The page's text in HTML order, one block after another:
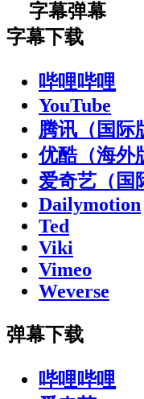
字幕弹幕
字幕下载
哔哩哔哩
YouTube
腾讯（国际
优酷（海外
爱奇艺（国
Dailymotion
Ted
Viki
Vimeo
Weverse
弹幕下载
哔哩哔哩